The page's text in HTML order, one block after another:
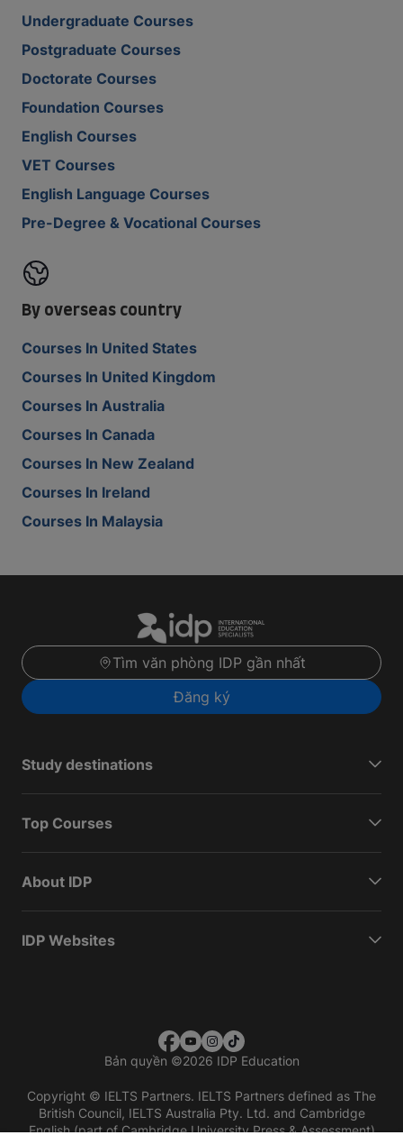
Undergraduate Courses
Postgraduate Courses
Doctorate Courses
Foundation Courses
English Courses
VET Courses
English Language Courses
Pre-Degree & Vocational Courses
By overseas country
Courses In United States
Courses In United Kingdom
Courses In Australia
Courses In Canada
Courses In New Zealand
Courses In Ireland
Courses In Malaysia
Tìm văn phòng IDP gần nhất
Đăng ký
Study destinations
Top Courses
About IDP
IDP Websites
Bản quyền ©2026 IDP Education
Copyright © IELTS Partners. IELTS Partners defined as The
British Council, IELTS Australia Pty. Ltd. and Cambridge
English (part of Cambridge University Press & Assessment)